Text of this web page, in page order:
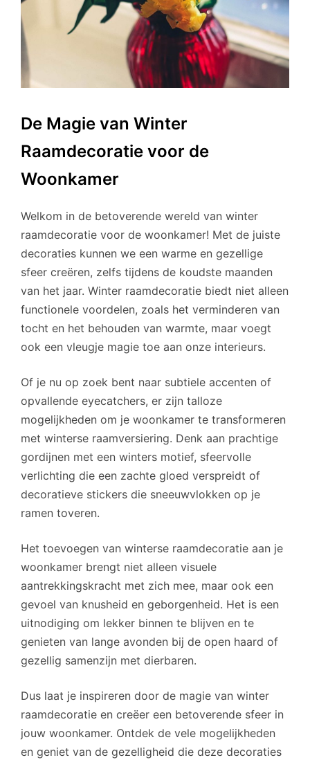
De Magie van Winter
Raamdecoratie voor de
Woonkamer
Welkom in de betoverende wereld van winter
raamdecoratie voor de woonkamer! Met de juiste
decoraties kunnen we een warme en gezellige
sfeer creëren, zelfs tijdens de koudste maanden
van het jaar. Winter raamdecoratie biedt niet alleen
functionele voordelen, zoals het verminderen van
tocht en het behouden van warmte, maar voegt
ook een vleugje magie toe aan onze interieurs.
Of je nu op zoek bent naar subtiele accenten of
opvallende eyecatchers, er zijn talloze
mogelijkheden om je woonkamer te transformeren
met winterse raamversiering. Denk aan prachtige
gordijnen met een winters motief, sfeervolle
verlichting die een zachte gloed verspreidt of
decoratieve stickers die sneeuwvlokken op je
ramen toveren.
Het toevoegen van winterse raamdecoratie aan je
woonkamer brengt niet alleen visuele
aantrekkingskracht met zich mee, maar ook een
gevoel van knusheid en geborgenheid. Het is een
uitnodiging om lekker binnen te blijven en te
genieten van lange avonden bij de open haard of
gezellig samenzijn met dierbaren.
Dus laat je inspireren door de magie van winter
raamdecoratie en creëer een betoverende sfeer in
jouw woonkamer. Ontdek de vele mogelijkheden
en geniet van de gezelligheid die deze decoraties